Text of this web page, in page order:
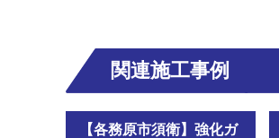
関連施工事例
【各務原市須衛】強化ガ